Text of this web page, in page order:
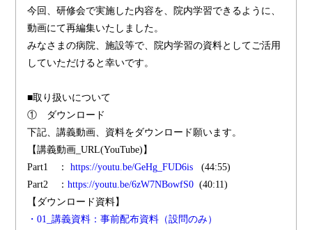
今回、研修会で実施した内容を、院内学習できるように、
動画にて再編集いたしました。
みなさまの病院、施設等で、院内学習の資料としてご活用
していただけると幸いです。
■取り扱いについて
① ダウンロード
下記、講義動画、資料をダウンロード願います。
【講義動画_URL(YouTube)】
Part1 ：https://youtu.be/GeHg_FUD6is (44:55)
Part2 ：https://youtu.be/6zW7NBowfS0 (40:11)
【ダウンロード資料】
・01_講義資料：事前配布資料（設問のみ）